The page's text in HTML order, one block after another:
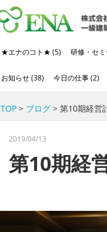
★エナのコト★ (5) 研修・セ
お知らせ (38) 今日の仕事 (2)
TOP > ブログ > 第10期経営
2019/04/13
第10期経